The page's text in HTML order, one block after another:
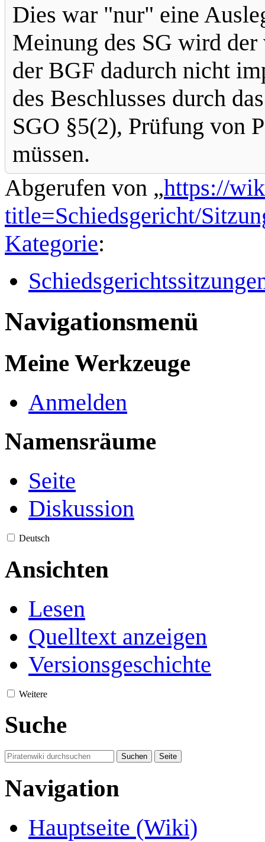
Dies war "nur" eine
Meinung des SG wird der
der BGF dadurch nicht
des Beschlusses durch
SGO §5(2), Prüfung von
müssen.
Abgerufen von „https://
title=Schiedsgericht/
Kategorie:
Navigationsmenü
Meine Werkzeuge
Anmelden
Namensräume
Seite
Diskussion
Deutsch
Ansichten
Lesen
Quelltext anzeigen
Versionsgeschichte
Weitere
Suche
Navigation
Hauptseite (Wiki)